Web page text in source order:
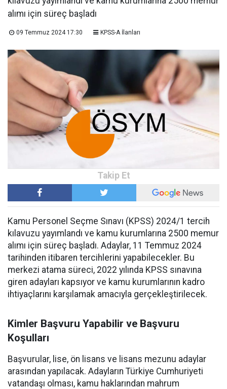
alımı için süreç başladı
09 Temmuz 2024 17:30 KPSS-A İlanları
Kamu Personel Seçme Sınavı (KPSS) 2024/1 tercih
kılavuzu yayımlandı ve kamu kurumlarına 2500 memur
alımı için süreç başladı. Adaylar, 11 Temmuz 2024
tarihinden itibaren tercihlerini yapabilecekler. Bu
merkezi atama süreci, 2022 yılında KPSS sınavına
giren adayları kapsıyor ve kamu kurumlarının kadro
ihtiyaçlarını karşılamak amacıyla gerçekleştirilecek.
Kimler Başvuru Yapabilir ve Başvuru
Koşulları
Başvurular, lise, ön lisans ve lisans mezunu adaylar
arasından yapılacak. Adayların Türkiye Cumhuriyeti
vatandaşı olması, kamu haklarından mahrum